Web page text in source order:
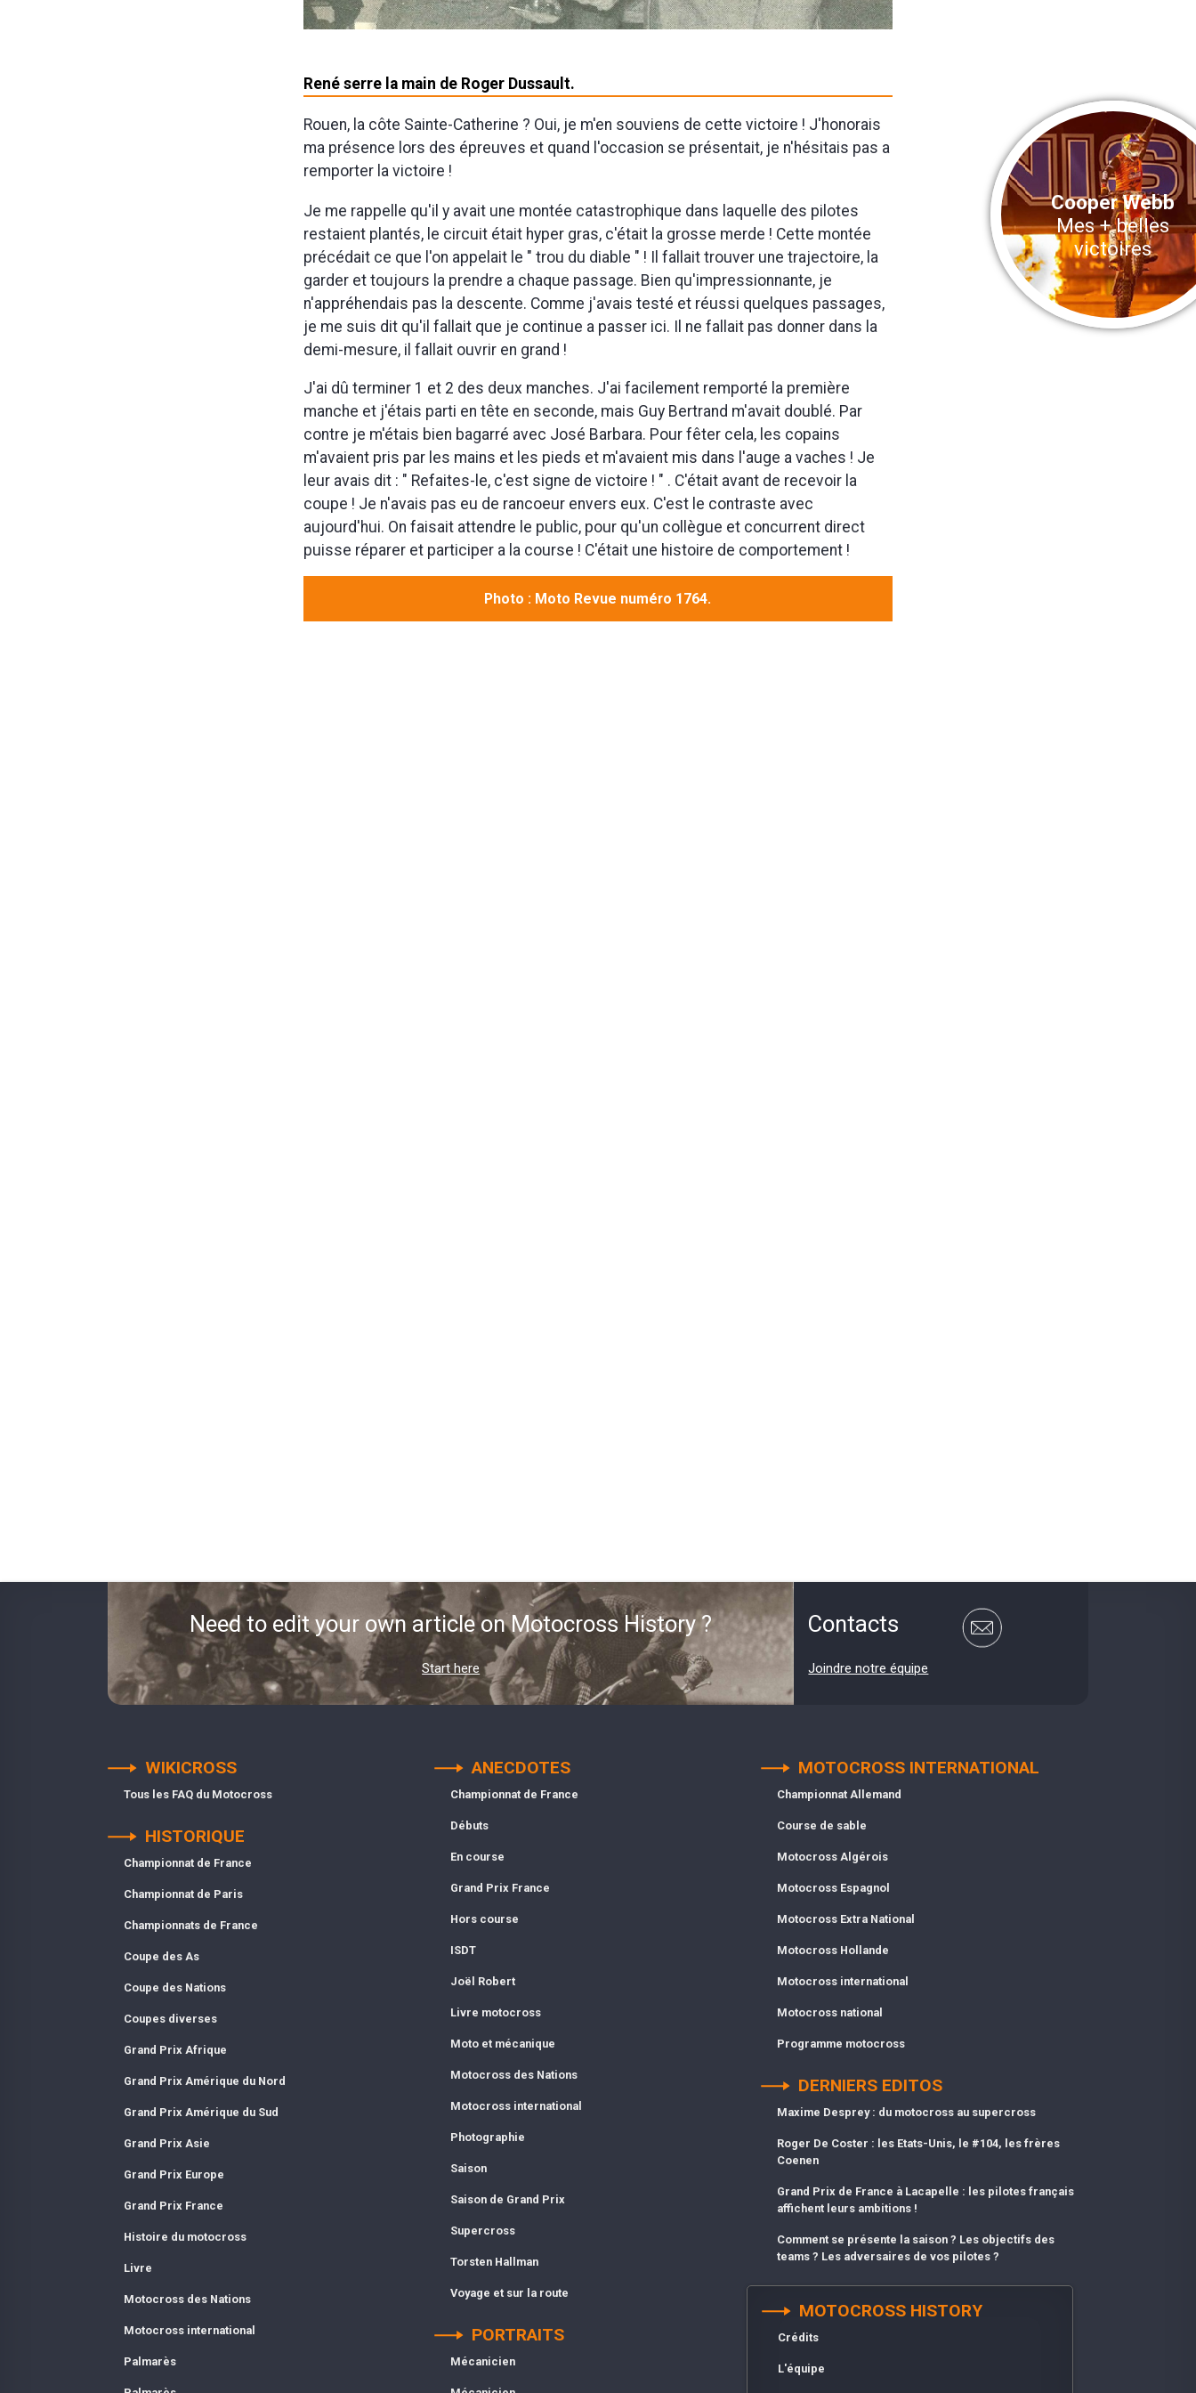
Cooper Webb
Mes + belles
victoires
René serre la main de Roger Dussault.
Rouen, la côte Sainte-Catherine ? Oui, je m'en souviens de cette victoire ! J'honorais
ma présence lors des épreuves et quand l'occasion se présentait, je n'hésitais pas a
remporter la victoire !
Je me rappelle qu'il y avait une montée catastrophique dans laquelle des pilotes
restaient plantés, le circuit était hyper gras, c'était la grosse merde ! Cette montée
précédait ce que l'on appelait le " trou du diable " ! Il fallait trouver une trajectoire, la
garder et toujours la prendre a chaque passage. Bien qu'impressionnante, je
n'appréhendais pas la descente. Comme j'avais testé et réussi quelques passages,
je me suis dit qu'il fallait que je continue a passer ici. Il ne fallait pas donner dans la
demi-mesure, il fallait ouvrir en grand !
J'ai dû terminer 1 et 2 des deux manches. J'ai facilement remporté la première
manche et j'étais parti en tête en seconde, mais Guy Bertrand m'avait doublé. Par
contre je m'étais bien bagarré avec José Barbara. Pour fêter cela, les copains
m'avaient pris par les mains et les pieds et m'avaient mis dans l'auge a vaches ! Je
leur avais dit : " Refaites-le, c'est signe de victoire ! " . C'était avant de recevoir la
coupe ! Je n'avais pas eu de rancoeur envers eux. C'est le contraste avec
aujourd'hui. On faisait attendre le public, pour qu'un collègue et concurrent direct
puisse réparer et participer a la course ! C'était une histoire de comportement !
Photo : Moto Revue numéro 1764.
Need to edit your own article on Motocross History ?
Start here
Contacts
Joindre notre équipe
WIKICROSS
Tous les FAQ du Motocross
HISTORIQUE
Championnat de France
Championnat de Paris
Championnats de France
Coupe des As
Coupe des Nations
Coupes diverses
Grand Prix Afrique
Grand Prix Amérique du Nord
Grand Prix Amérique du Sud
Grand Prix Asie
Grand Prix Europe
Grand Prix France
Histoire du motocross
Livre
Motocross des Nations
Motocross international
Palmarès
ANECDOTES
Championnat de France
Débuts
En course
Grand Prix France
Hors course
ISDT
Joël Robert
Livre motocross
Moto et mécanique
Motocross des Nations
Motocross international
Photographie
Saison
Saison de Grand Prix
Supercross
Torsten Hallman
Voyage et sur la route
PORTRAITS
Mécanicien
MOTOCROSS INTERNATIONAL
Championnat Allemand
Course de sable
Motocross Algérois
Motocross Espagnol
Motocross Extra National
Motocross Hollande
Motocross international
Motocross national
Programme motocross
DERNIERS EDITOS
Maxime Desprey : du motocross au supercross
Roger De Coster : les Etats-Unis, le #104, les frères
Coenen
Grand Prix de France à Lacapelle : les pilotes français
affichent leurs ambitions !
Comment se présente la saison ? Les objectifs des
teams ? Les adversaires de vos pilotes ?
MOTOCROSS HISTORY
Crédits
L'équipe